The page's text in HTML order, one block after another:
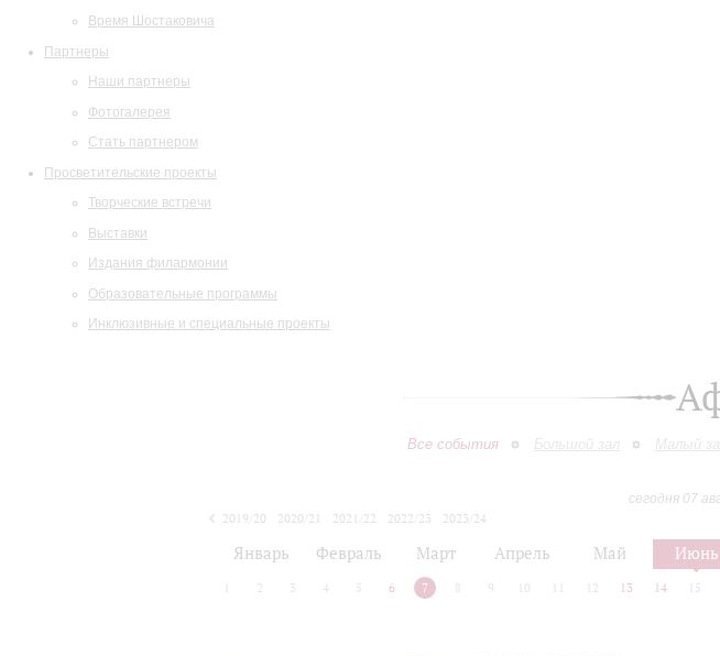
Время Шостаковича
Партнеры
Наши партнеры
Фотогалерея
Стать партнером
Просветительские проекты
Творческие встречи
Выставки
Издания филармонии
Образовательные программы
Инклюзивные и специальные проекты
Все события Большой зал Малый
сегодня 07
2019/20
2020/21 2021/22 2022/23
2023/24
Январь Февраль Март Апрель Май Июнь
2 3 4 5 6 7 8 9 10 12 13 14 15